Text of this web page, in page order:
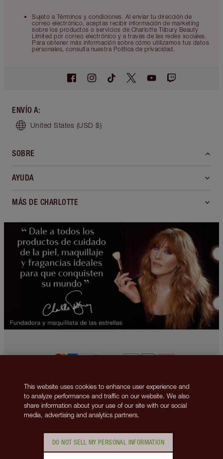
Sujeto a Términos y condiciones. Al enviar tu dirección de
correo electrónico, aceptas recibir información de marketing
sobre los productos o servicios de Charlotte Tilbury Beauty
Limited por correo electrónico y a través de las redes sociales.
Para obtener más información sobre cómo utilizamos tus datos
personales, consulta nuestra Política de privacidad.
ENVÍO A:
United States (USD $)
SOBRE
AYUDA
MÁS DE CHARLOTTE
2013-2026 © Charlotte Tilbury Beauty Inc., trading as Charlotte Tilbury
Beauty. All rights reserved. Company number 5493834, registered in
Delaware. Business Address 148 Lafayette Street, New York, NY 10013.
VAT number: GB 144 0736 30. Ponte en contacto con nosotros
Política de privacidad
Política de cookies
Términos y condiciones
Políticas corporativas
This website uses cookies to enhance user experience and
to analyze performance and traffic on our website. We also
share information about your use of our site with our social
media, advertising and analytics partners.
DO NOT SELL MY PERSONAL INFORMATION